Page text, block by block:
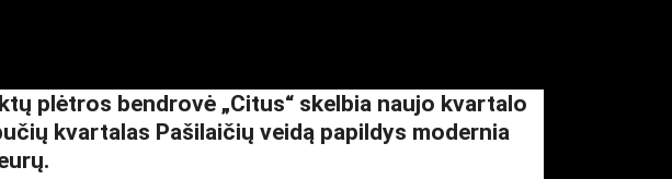
plėtros bendrovė „Citus“ skelbia naujo kvartalo
kvartalas Pašilaičių veidą papildys modernia